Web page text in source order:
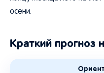
осени.
Краткий прогноз